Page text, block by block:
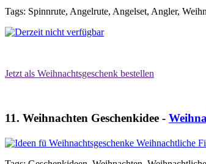
Tags: Spinnrute, Angelrute, Angelset, Angler,
Jetzt als Weihnachtsgeschenk bestellen
11. Weihnachten Geschenkidee -